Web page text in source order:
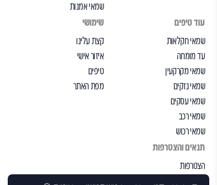
שמאי אמנות
עוד טיפים
שמאי חקלאות
עד מומחה
שמאי מקרקעין
שמאי נזקים
שמאי עסקים
שמאי רכב
שמאי רכוש
שימושי
קצת עלינו
איזור אישי
טיפים
מפת האתר
תנאים והצטרפות
הצטרפות